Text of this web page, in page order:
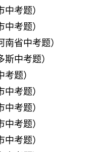
考题）
考题）
南省中考题）
中考题）
题）
考题）
考题）
考题）
考题）